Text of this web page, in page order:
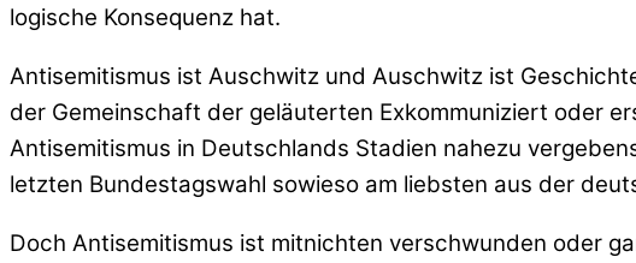
logische Konsequenz hat.
Antisemitismus ist Auschwitz und Auschwitz ist
der Gemeinschaft der geläuterten Exkommuniziert oder
Antisemitismus in Deutschlands Stadien nahezu
letzten Bundestagswahl sowieso am liebsten aus der
Doch Antisemitismus ist mitnichten verschwunden oder